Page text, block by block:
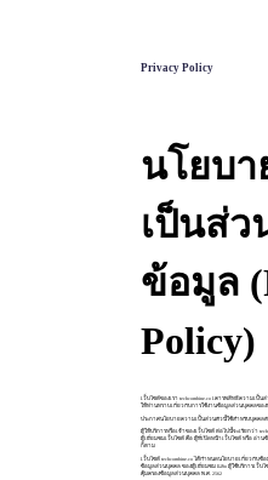
Privacy Policy
นโยบ
เป็นส่ว
ข้อมูล
Policy)
เว็บไซต์ของเรา techcombine.co เคารพสิทธิความเ
ให้ท่านทราบเกี่ยวกับการใช้งานข้อมูลส่วนบุคคลของ
ประกาศนโยบายความเป็นส่วนตัวนี้ใช้สำหรับบุคคลดั
ผู้ให้บริการหรือเจ้าของเว็บไซต์ ต่อไปนี้จะเรียกว่า
ผู้เยี่ยมชมเว็บไซต์ คือ ผู้ที่เปิดหน้าเว็บไซต์ หรือ อ่านข้
ก็ตาม
เว็บไซต์ techcombine.co ได้กำหนดนโยบายเกี่ยวกั
ข้อมูลส่วนบุคคล ของผู้เยี่ยมชม และ ผู้ใช้บริการเว็บ
คุ้มครองข้อมูลส่วนบุคคล พ.ศ. 2562